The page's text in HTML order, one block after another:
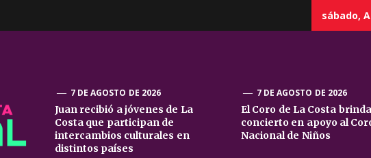
sábado,
La
Costa
7 DE AGOSTO DE 2026
Juan recibió a jóvenes de La
Costa que participan de
intercambios culturales en
distintos países
7 DE AGOSTO DE 2026
El Coro de La Costa
concierto en apoyo al
Nacional de Niños